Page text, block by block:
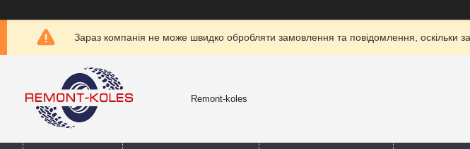
Зараз компанія не може швидко обробляти замовлення та повідомлення, оскільки
Remont-koles